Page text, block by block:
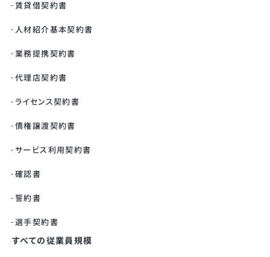
賃貸借契約書
人材紹介基本契約書
業務提携契約書
代理店契約書
ライセンス契約書
債権譲渡契約書
サービス利用契約書
確認書
誓約書
選手契約書
すべての従業員規模